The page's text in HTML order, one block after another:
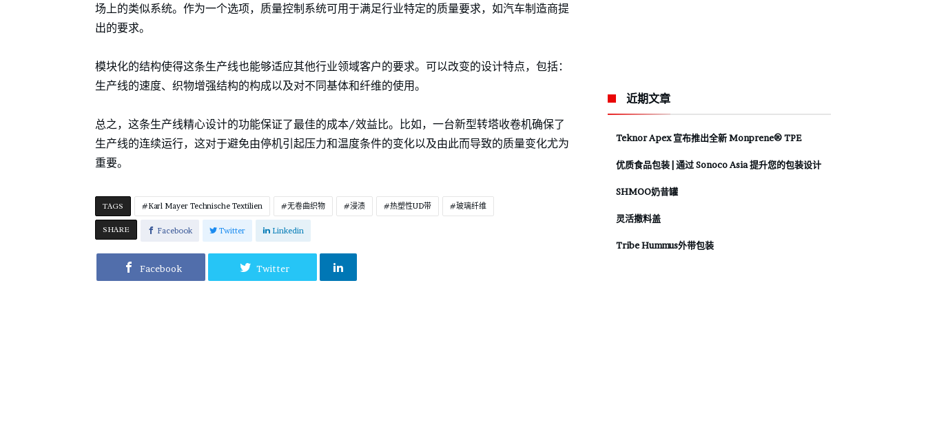
场上的类似系统。作为一个选项，质量控制系统可用于满足行业特定的质量要求，如汽车制造商提
出的要求。
模块化的结构使得这条生产线也能够适应其他行业领域客户的要求。可以改变的设计特点，包括：
生产线的速度、织物增强结构的构成以及对不同基体和纤维的使用。
总之，这条生产线精心设计的功能保证了最佳的成本/效益比。比如，一台新型转塔收卷机确保了
生产线的连续运行，这对于避免由停机引起压力和温度条件的变化以及由此而导致的质量变化尤为
重要。
TAGS Karl Mayer Technische Textilien 无卷曲织物 浸渍 热塑性UD带 玻璃纤维
SHARE Facebook Twitter Linkedin
Facebook Twitter
近期文章
Teknor Apex 宣布推出全新 Monprene® TPE
优质食品包装 | 通过 Sonoco Asia 提升您的包装设计
SHMOO奶昔罐
灵活撒料盖
Tribe Hummus外带包装